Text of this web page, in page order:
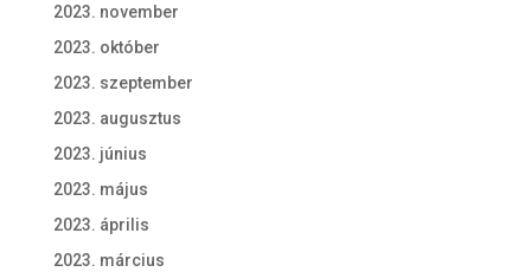
2023. november
2023. október
2023. szeptember
2023. augusztus
2023. június
2023. május
2023. április
2023. március